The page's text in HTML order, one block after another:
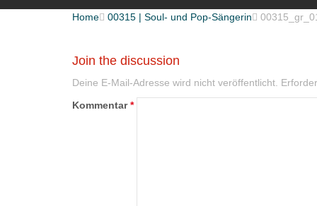
Home 00315 | Soul- und Pop-Sängerin
Join the discussion
Deine E-Mail-Adresse wird nicht veröffentlicht.
Kommentar*